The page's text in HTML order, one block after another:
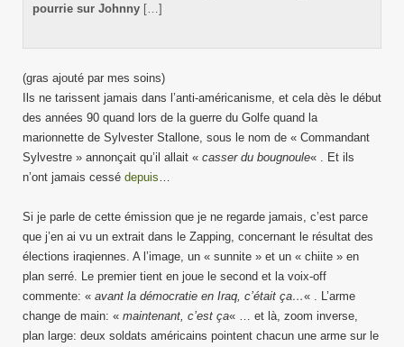
pourrie sur Johnny […]
(gras ajouté par mes soins)
Ils ne tarissent jamais dans l’anti-américanisme, et cela dès le début
des années 90 quand lors de la guerre du Golfe quand la
marionnette de Sylvester Stallone, sous le nom de « Commandant
Sylvestre » annonçait qu’il allait « casser du bougnoule« . Et ils
n’ont jamais cessé depuis
Si je parle de cette émission que je ne regarde jamais, c’est parce
que j’en ai vu un extrait dans le Zapping, concernant le résultat des
élections iraqiennes. A l’image, un « sunnite » et un « chiite » en
plan serré. Le premier tient en joue le second et la voix-off
commente: « avant la démocratie en Iraq, c’était ça…« . L’arme
change de main: « maintenant, c’est ça« … et là, zoom inverse,
plan large: deux soldats américains pointent chacun une arme sur le